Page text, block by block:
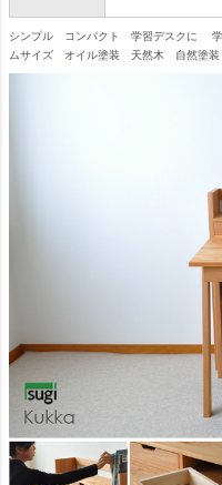
シンプル コンパクト 学習デスクに
ムサイズ オイル塗装 天然木 自然塗